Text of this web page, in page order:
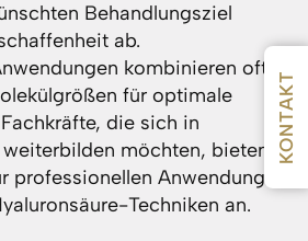
Behandlungsziel
ab.
kombinieren oft
für optimale
die sich in
möchten, bieten
professionellen Anwendung
Techniken an.
KONTAKT